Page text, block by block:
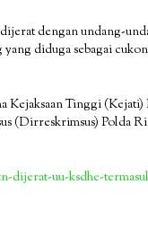
dengan undang-
diduga sebagai
Kejaksaan Tinggi (Kejati)
(Dirreskrimsus) Polda
dijerat-uu-ksdhe-